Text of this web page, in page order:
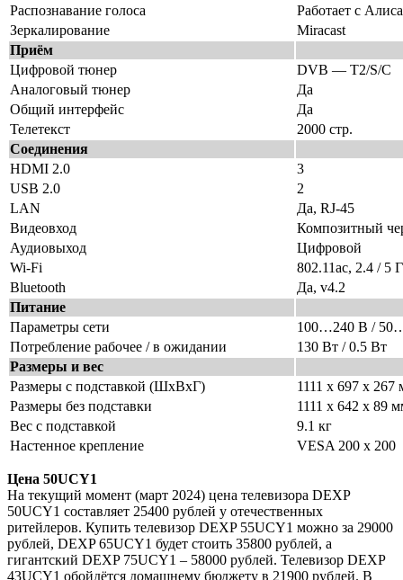
Распознавание голоса
Работает с Алиса
Зеркалирование
Miracast
Приём
Цифровой тюнер
DVB — T2/S/C
Аналоговый тюнер
Да
Общий интерфейс
Да
Телетекст
2000 стр.
Соединения
HDMI 2.0
3
USB 2.0
2
LAN
Да, RJ-45
Видеовход
Композитный
Аудиовыход
Цифровой
Wi-Fi
802.11ac, 2.4 / 5
Bluetooth
Да, v4.2
Питание
Параметры сети
100…240 В /
Потребление рабочее / в ожидании
130 Вт / 0.5 Вт
Размеры и вес
Размеры с подставкой (ШхВхГ)
1111 x 697 x 267
Размеры без подставки
1111 x 642 x 89
Вес с подставкой
9.1 кг
Настенное крепление
VESA 200 x 200
Цена 50UCY1
На текущий момент (март 2024) цена телевизора DEXP
50UCY1 составляет 25400 рублей у отечественных
ритейлеров. Купить телевизор DEXP 55UCY1 можно за 29000
рублей, DEXP 65UCY1 будет стоить 35800 рублей, а
гигантский DEXP 75UCY1 – 58000 рублей. Телевизор DEXP
43UCY1 обойдётся домашнему бюджету в 21900 рублей. В